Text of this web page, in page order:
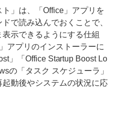
」は、「Office」アプリを
で読み込んでおくことで、
示できるようにする仕組
アプリのインストーラーに
」「Office Startup Boost Lo
の「タスク スケジューラ」
動後やシステムの状況に応